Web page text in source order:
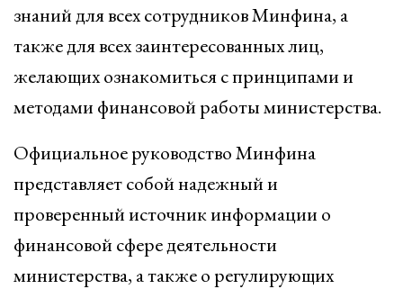
знаний для всех сотрудников Минфина, а
также для всех заинтересованных лиц,
желающих ознакомиться с принципами и
методами финансовой работы министерства.
Официальное руководство Минфина
представляет собой надежный и
проверенный источник информации о
финансовой сфере деятельности
министерства, а также о регулирующих